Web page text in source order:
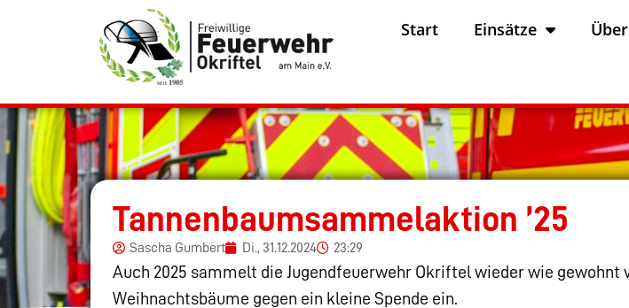
Start Einsätze
Tannenbaumsammelaktion ’25
Sascha Gumbert Di., 31.12.2024 23:29
Auch 2025 sammelt die Jugendfeuerwehr Okriftel wieder wie gewohnt
Weihnachtsbäume gegen ein kleine Spende ein.